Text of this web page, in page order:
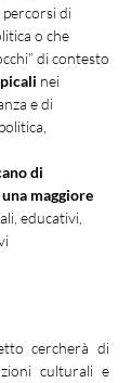
di
o che
di contesto
nei
e di
di
maggiore
educativi,
cercherà di
culturali e